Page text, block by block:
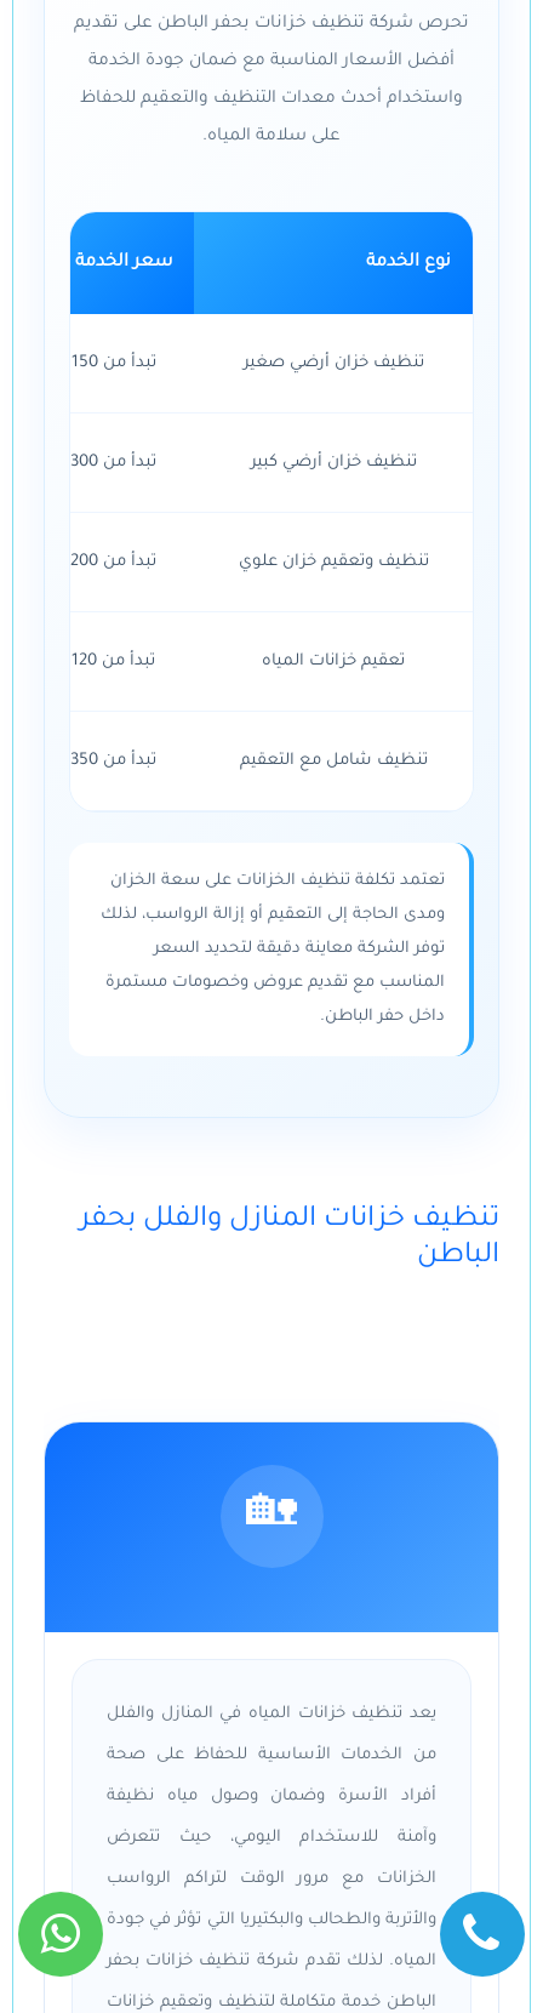
تحرص شركة تنظيف خزانات بحفر الباطن على تقديم
أفضل الأسعار المناسبة مع ضمان جودة الخدمة
واستخدام أحدث معدات التنظيف والتعقيم للحفاظ
على سلامة المياه.
نوع الخدمة سعر الخدمة
تنظيف خزان أرضي صغير تبدأ من 150 ريال
تنظيف خزان أرضي كبير تبدأ من 300 ريال
تنظيف وتعقيم خزان علوي تبدأ من 200 ريال
تعقيم خزانات المياه تبدأ من 120 ريال
تنظيف شامل مع التعقيم تبدأ من 350 ريال
تعتمد تكلفة تنظيف الخزانات على سعة الخزان
ومدى الحاجة إلى التعقيم أو إزالة الرواسب، لذلك
توفر الشركة معاينة دقيقة لتحديد السعر
المناسب مع تقديم عروض وخصومات مستمرة
داخل حفر الباطن.
تنظيف خزانات المنازل والفلل بحفر
الباطن
🏡
يعد تنظيف خزانات المياه في المنازل والفلل
من الخدمات الأساسية للحفاظ على صحة
أفراد الأسرة وضمان وصول مياه نظيفة
وآمنة للاستخدام اليومي، حيث تتعرض
الخزانات مع مرور الوقت لتراكم الرواسب
والأتربة والطحالب والبكتيريا التي تؤثر في جودة
المياه. لذلك تقدم شركة تنظيف خزانات بحفر
الباطن خدمة متكاملة لتنظيف وتعقيم خزانات